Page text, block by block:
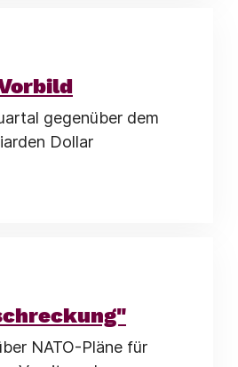
gegenüber dem
Dollar
NATO-Pläne für